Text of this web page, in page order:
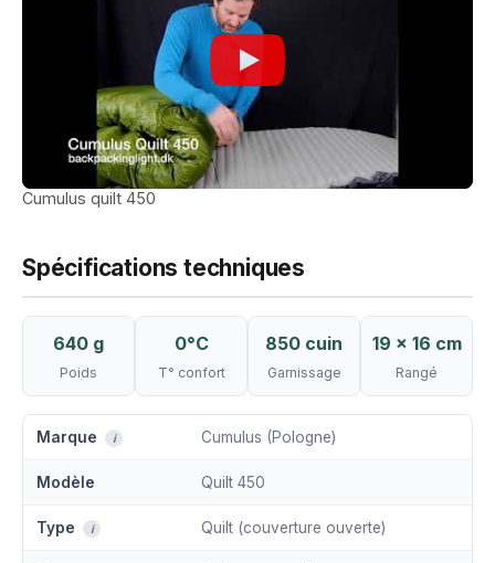
Cumulus quilt 450
Spécifications techniques
640 g
Poids
0°C
T° confort
850 cuin
Garnissage
19 × 16 cm
Rangé
Marque i Cumulus (Pologne)
Modèle Quilt 450
Type i Quilt (couverture ouverte)